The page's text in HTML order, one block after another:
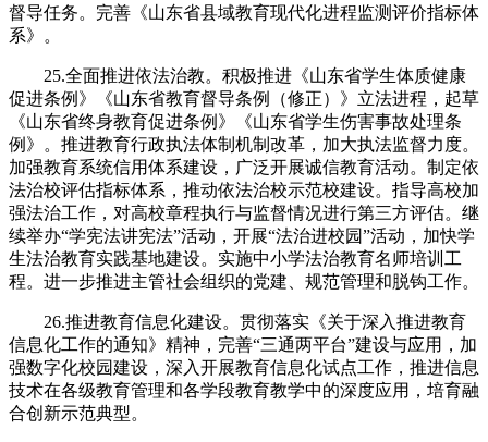
督导任务。完善《山东省县域教育现代化进程监测评价指标体
系》。
25.全面推进依法治教。积极推进《山东省学生体质健康
促进条例》《山东省教育督导条例（修正）》立法进程，起草
《山东省终身教育促进条例》《山东省学生伤害事故处理条
例》。推进教育行政执法体制机制改革，加大执法监督力度。
加强教育系统信用体系建设，广泛开展诚信教育活动。制定依
法治校评估指标体系，推动依法治校示范校建设。指导高校加
强法治工作，对高校章程执行与监督情况进行第三方评估。继
续举办“学宪法讲宪法”活动，开展“法治进校园”活动，加快学
生法治教育实践基地建设。实施中小学法治教育名师培训工
程。进一步推进主管社会组织的党建、规范管理和脱钩工作。
26.推进教育信息化建设。贯彻落实《关于深入推进教育
信息化工作的通知》精神，完善“三通两平台”建设与应用，加
强数字化校园建设，深入开展教育信息化试点工作，推进信息
技术在各级教育管理和各学段教育教学中的深度应用，培育融
合创新示范典型。